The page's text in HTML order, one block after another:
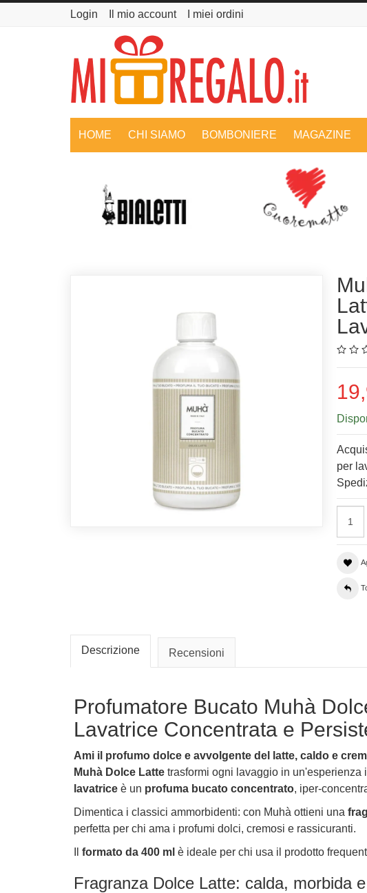
Login Il mio account I miei ordini
HOME CHI SIAMO BOMBONIERE MAGAZINE
per
Descrizione Recensioni
Profumatore Bucato Muhà
Lavatrice Concentrata e
Ami il profumo dolce e avvolgente del latte, caldo e
Muhà Dolce Latte trasformi ogni lavaggio in un'esperienza
lavatrice è un profuma bucato concentrato, iper-
Dimentica i classici ammorbidenti: con Muhà ottieni una
perfetta per chi ama i profumi dolci, cremosi e rassicuranti.
formato da 400 ml è ideale per chi usa il prodotto
Fragranza Dolce Latte: calda, morbida